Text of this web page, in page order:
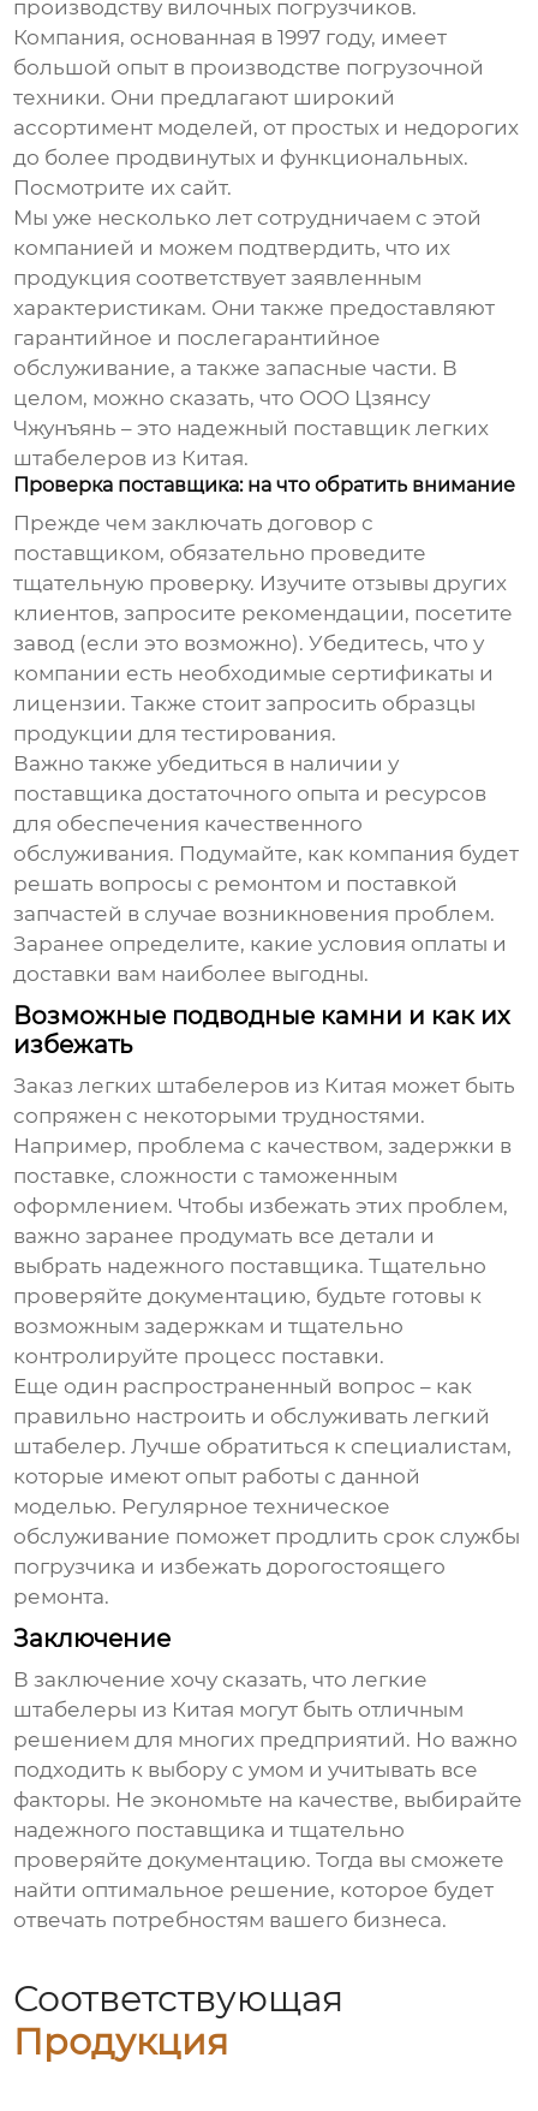
производству вилочных погрузчиков.
Компания, основанная в 1997 году, имеет
большой опыт в производстве погрузочной
техники. Они предлагают широкий
ассортимент моделей, от простых и недорогих
до более продвинутых и функциональных.
Посмотрите их сайт.
Мы уже несколько лет сотрудничаем с этой
компанией и можем подтвердить, что их
продукция соответствует заявленным
характеристикам. Они также предоставляют
гарантийное и послегарантийное
обслуживание, а также запасные части. В
целом, можно сказать, что ООО Цзянсу
Чжунъянь – это надежный поставщик легких
штабелеров из Китая.
Проверка поставщика: на что обратить внимание
Прежде чем заключать договор с
поставщиком, обязательно проведите
тщательную проверку. Изучите отзывы других
клиентов, запросите рекомендации, посетите
завод (если это возможно). Убедитесь, что у
компании есть необходимые сертификаты и
лицензии. Также стоит запросить образцы
продукции для тестирования.
Важно также убедиться в наличии у
поставщика достаточного опыта и ресурсов
для обеспечения качественного
обслуживания. Подумайте, как компания будет
решать вопросы с ремонтом и поставкой
запчастей в случае возникновения проблем.
Заранее определите, какие условия оплаты и
доставки вам наиболее выгодны.
Возможные подводные камни и как их
избежать
Заказ легких штабелеров из Китая может быть
сопряжен с некоторыми трудностями.
Например, проблема с качеством, задержки в
поставке, сложности с таможенным
оформлением. Чтобы избежать этих проблем,
важно заранее продумать все детали и
выбрать надежного поставщика. Тщательно
проверяйте документацию, будьте готовы к
возможным задержкам и тщательно
контролируйте процесс поставки.
Еще один распространенный вопрос – как
правильно настроить и обслуживать легкий
штабелер. Лучше обратиться к специалистам,
которые имеют опыт работы с данной
моделью. Регулярное техническое
обслуживание поможет продлить срок службы
погрузчика и избежать дорогостоящего
ремонта.
Заключение
В заключение хочу сказать, что легкие
штабелеры из Китая могут быть отличным
решением для многих предприятий. Но важно
подходить к выбору с умом и учитывать все
факторы. Не экономьте на качестве, выбирайте
надежного поставщика и тщательно
проверяйте документацию. Тогда вы сможете
найти оптимальное решение, которое будет
отвечать потребностям вашего бизнеса.
Соответствующая
Продукция